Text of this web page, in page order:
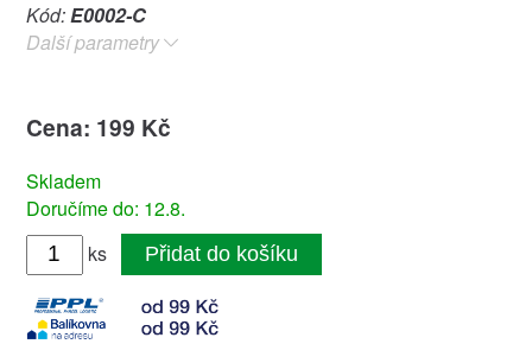
Kód:E0002-C
Další parametry
Cena: 199 Kč
Skladem
Doručíme do: 12.8.
ks
Přidat do košíku